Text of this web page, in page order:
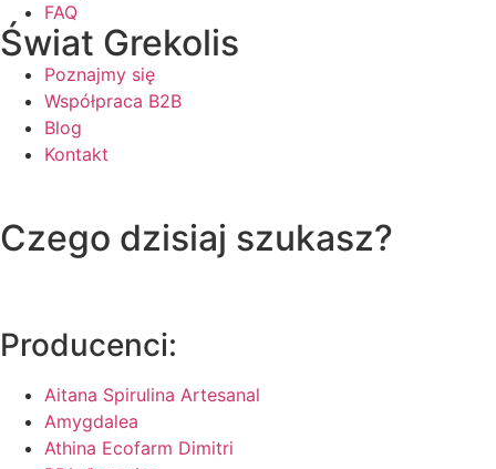
FAQ
Świat Grekolis
Poznajmy się
Współpraca B2B
Blog
Kontakt
Czego dzisiaj szukasz?
Producenci:
Aitana Spirulina Artesanal
Amygdalea
Athina Ecofarm Dimitri